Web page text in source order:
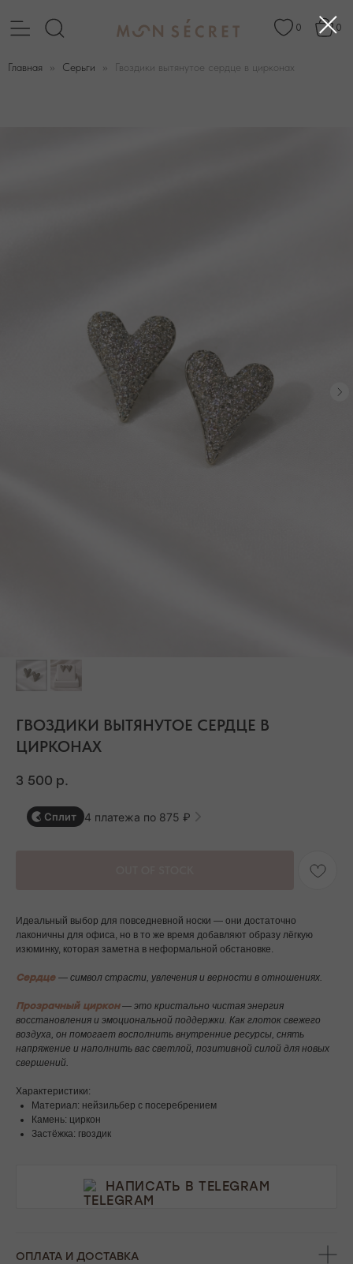
БЕСПЛАТНАЯ ДОСТАВКА ПО РФ ПРИ ЗАКАЗЕ ОТ 10 000 РУБЛЕЙ
Главная Серьги Гвоздики вытянутое сердце в цирконах
ГВОЗДИКИ ВЫТЯНУТОЕ СЕРДЦЕ В
ЦИРКОНАХ
3 500 р.
Сплит 4 платежа по 875 ₽
Идеальный выбор для повседневной носки — они достаточно
лаконичны для офиса, но в то же время добавляют образу лёгкую
изюминку, которая заметна в неформальной обстановке.
Сердце — символ страсти, увлечения и верности в отношениях.
Прозрачный циркон— это кристально чистая энергия
восстановления и эмоциональной поддержки. Как глоток свежего
воздуха, он помогает восполнить внутренние ресурсы, снять
напряжение и наполнить вас светлой, позитивной силой для новых
свершений.
Характеристики:
Материал: нейзильбер с посеребрением
Камень: циркон
Застёжка: гвоздик
НАПИСАТЬ В TELEGRAM
ОПЛАТА И ДОСТАВКА